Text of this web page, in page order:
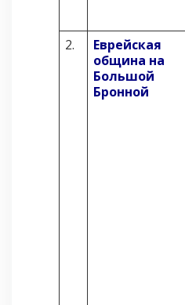
2.
Еврейская
община на
Большой
Бронной